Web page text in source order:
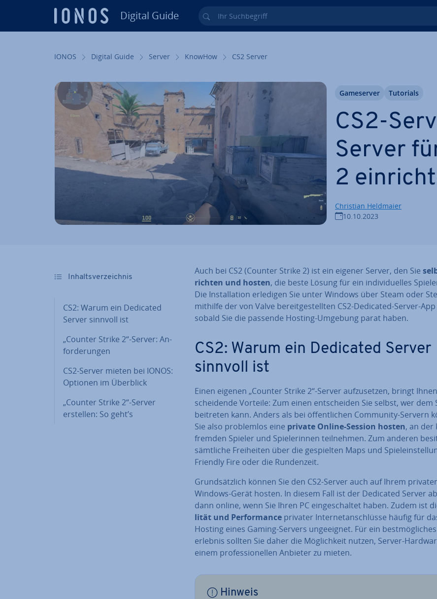
Digital Guide Ihr Such­be­griff
IONOS Digital Guide Server KnowHow CS2 Server
CS2-
Server
2
Christian Heldmaier
10.10.2023
Game­ser­ver Tutorials
In­halts­ver­zeich­nis
CS2: Warum ein Dedicated
Server sinnvoll ist
„Counter Strike 2“-Server: An­
for­de­run­gen
CS2-Server mieten bei IONOS:
Optionen im Überblick
„Counter Strike 2“-Server
erstellen: So geht’s
Auch bei CS2 (Counter Strike 2) ist ein eigener Server, den Sie
rich­ten und hosten, die beste Lösung für ein in­di­vi­du­el­les
Die In­stal­la­ti­on erledigen Sie unter Windows über Steam oder
mithilfe der von Valve be­reit­ge­stell­ten CS2-Dedicated-Server-App
sobald Sie die passende Hosting-Umgebung parat haben.
CS2: Warum ein Dedicated Server
sinnvoll ist
Einen eigenen „Counter Strike 2“-Server auf­zu­set­zen, bringt
schei­den­de Vorteile: Zum einen ent­schei­den Sie selbst, wer dem
beitreten kann. Anders als bei öf­fent­li­chen Community-Servern
Sie also pro­blem­los eine private Online-Session hosten, an der
fremden Spieler und Spie­le­rin­nen teil­neh­men. Zum anderen
sämtliche Frei­hei­ten über die ge­spiel­ten Maps und
Friendly Fire oder die Run­den­zeit.
Grund­sätz­lich können Sie den CS2-Server auch auf Ihrem
Windows-Gerät hosten. In diesem Fall ist der Dedicated Server
dann online, wenn Sie Ihren PC ein­ge­schal­tet haben. Zudem ist
li­tät und Per­for­mance privater In­ter­net­an­schlüs­se häufig für
Hosting eines Gaming-Servers un­ge­eig­net. Für ein
erleb­nis sollten Sie daher die Mög­lich­keit nutzen, Server-
einem pro­fes­sio­nel­len Anbieter zu mieten.
Hinweis